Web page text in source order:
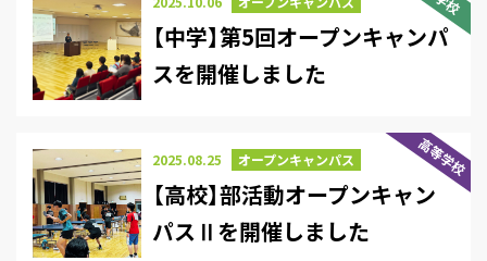
【中学】第5回オープンキャンパ
スを開催しました
高等学校
2025.08.25 オープンキャンパス
【高校】部活動オープンキャン
パスⅡを開催しました